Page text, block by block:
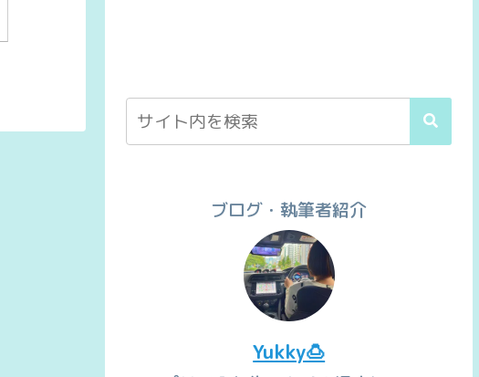
ブログ・執筆者紹介
Yukky🍮